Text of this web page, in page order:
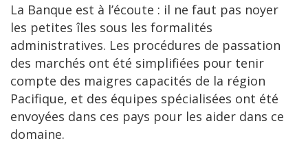
La Banque est à l’écoute : il ne faut pas noyer
les petites îles sous les formalités
administratives. Les procédures de passation
des marchés ont été simplifiées pour tenir
compte des maigres capacités de la région
Pacifique, et des équipes spécialisées ont été
envoyées dans ces pays pour les aider dans ce
domaine.